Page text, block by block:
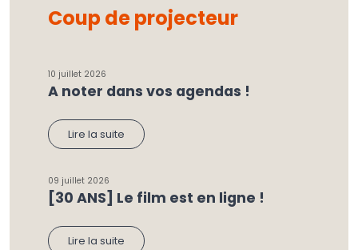
Coup de projecteur
10 juillet 2026
A noter dans vos agendas !
Lire la suite
09 juillet 2026
[30 ANS] Le film est en ligne !
Lire la suite